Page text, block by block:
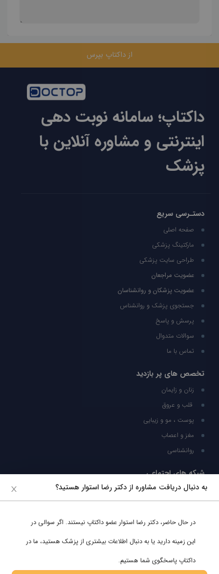
از داکتاپ بپرس
داکتاپ؛ سامانه نوبت دهی
اینترنتی و مشاوره آنلاین با
پزشک
دستـرسی سریع
صفحه اصلی
مارکتینگ پزشکی
طراحی سایت پزشکی
عضویت مراجعان
عضویت پزشکان و روانشناسان
جستجوی پزشک و روانشناس
پرسش و پاسخ
سوالات متدوال
تماس با ما
تخصص های پر بازدید
زنان و زایمان
قلب و عروق
پوست ، مو و زیبایی
مغز و اعصاب
روانشناسی
شبکه های اجتماعی
ما را در شبکه های اجتماعی دنبال کنید
به دنبال دریافت مشاوره از دکتر رضا استوار هستید؟
در حال حاضر، دکتر رضا استوار عضو داکتاپ نیستند. اگر سوالی در
این زمینه دارید یا به دنبال اطلاعات بیشتری از پزشک هستید، ما در
داکتاپ پاسخگوی شما هستیم.